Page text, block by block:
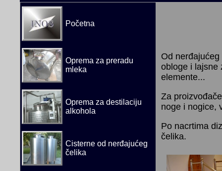
Početna
Oprema za preradu
mleka
Oprema za destilaciju
alkohola
Cisterne od nerđajućeg
čelika
Od
obloge i lajsne
elemente...
Za
noge i nogice,
Po nacrtima
čelika.